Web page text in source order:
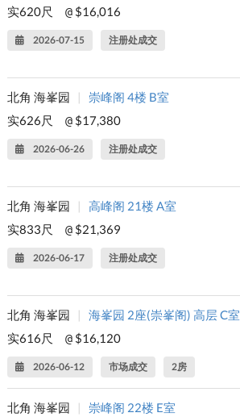
实620尺
@ $16,016
2026-07-15 注册处成交
北角 海峯园 |
崇峰阁 4楼 B室
实626尺
@ $17,380
2026-06-26 注册处成交
北角 海峯园 |
高峰阁 21楼 A室
实833尺
@ $21,369
2026-06-17 注册处成交
北角 海峯园 |
海峯园 2座(崇峯阁) 高层 C室
实616尺
@ $16,120
2026-06-12 市场成交 2房
北角 海峯园 |
崇峰阁 22楼 E室